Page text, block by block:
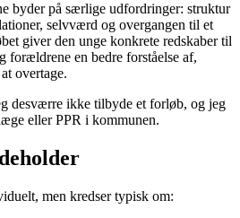
byder på særlige udfordringer: struktur
selvværd og overgangen til et
giver den unge konkrete redskaber til
forældrene en bedre forståelse af,
overtage.
desværre ikke tilbyde et forløb, og jeg
eller PPR i kommunen.
men kredser typisk om: